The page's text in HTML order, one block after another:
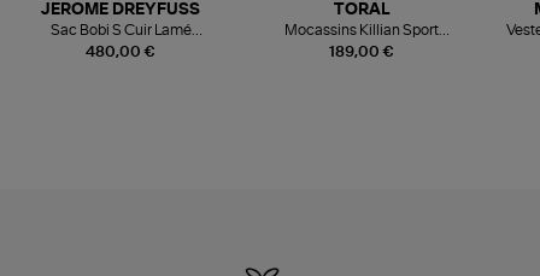
480,00 €
JEROME DREYFUSS
Sac Bobi S Cuir Lamé
Champagne
189,00 €
TORAL
Mocassins Killian Sport
Mousse